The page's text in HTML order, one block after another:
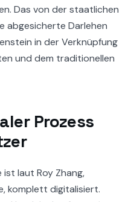
Das von der staatlichen
abgesicherte Darlehen
in der Verknüpfung
und dem traditionellen
Prozess
laut Roy Zhang,
komplett digitalisiert.